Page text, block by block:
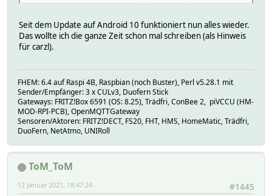
Seit dem Update auf Android 10 funktioniert nun alles wieder.
Das wollte ich die ganze Zeit schon mal schreiben (als Hinweis
für carzl).
FHEM: 6.4 auf Raspi 4B, Raspbian (noch Buster), Perl v5.28.1 mit
Sender/Empfänger: 3 x CULv3, Duofern Stick
Gateways: FRITZ!Box 6591 (OS: 8.25), Trädfri, ConBee 2, piVCCU (HM-
MOD-RPI-PCB), OpenMQTTGateway
Sensoren/Aktoren: FRITZ!DECT, FS20, FHT, HMS, HomeMatic, Trädfri,
DuoFern, NetAtmo, UNIRoll
ToM_ToM
#1445
12 Januar 2021, 18:47:24